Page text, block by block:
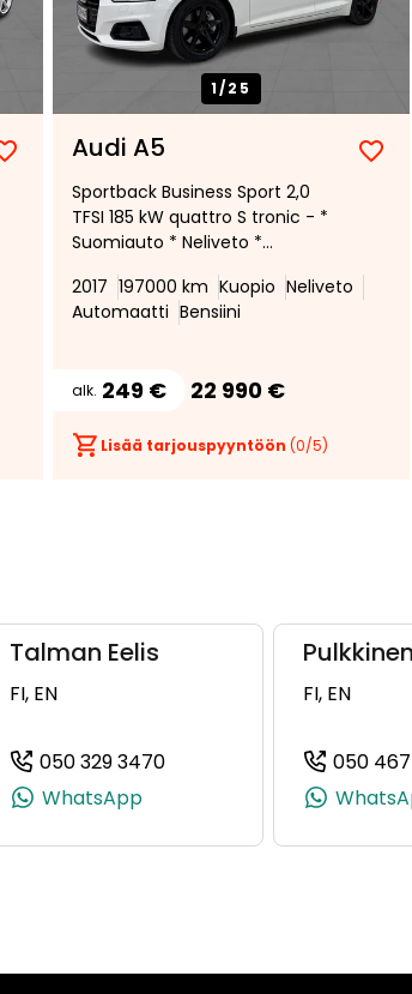
Lisää
suosikiksi
Poista
suosikeista
1/25
Audi A5
Lisää
Sportback Business Sport 2,0
TFSI 185 kW quattro S tronic - *
Suomiauto * Neliveto *
vakionopeudensäädin *
Digitaalinen mittaristo *
2017 197000 km Kuopio Neliveto
Automaatti Bensiini
alk. 249 € 22 990 €
Lisää tarjouspyyntöön (0/5)
0500774400, +358 50 077 4400)
Talman Eelis
FI, EN
050 329 3470
(+358503293470,
WhatsApp
FI, EN
050 467